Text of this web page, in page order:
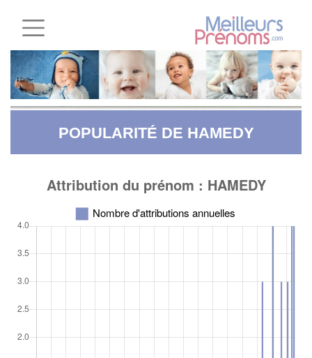
POPULARITÉ DE HAMEDY